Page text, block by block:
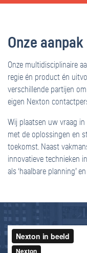
Onze aanpak
Onze multidisciplinaire
regie én product én
verschillende partijen
eigen Nexton
Wij plaatsen uw vraag
met de oplossingen en
toekomst. Naast
innovatieve technieken
als ‘haalbare planning’